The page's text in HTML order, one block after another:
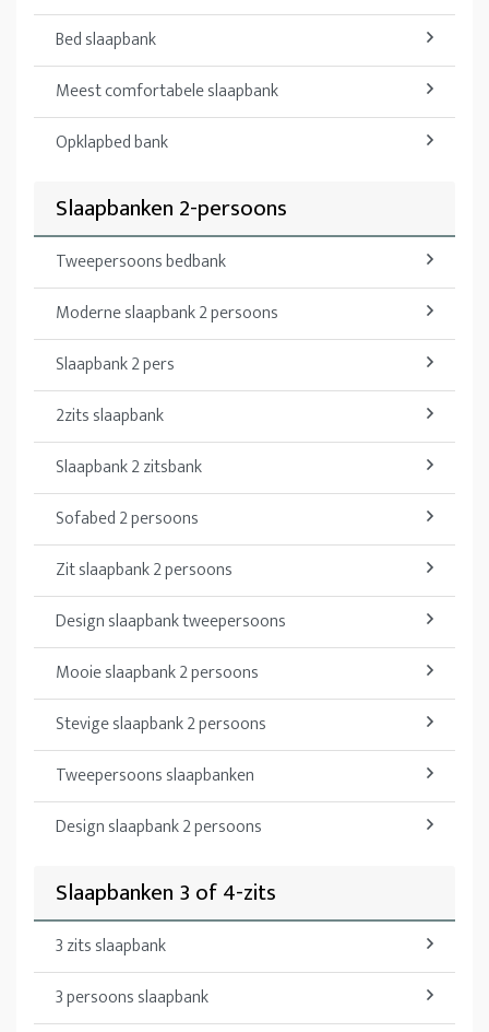
Bed slaapbank
Meest comfortabele slaapbank
Opklapbed bank
Slaapbanken 2-persoons
Tweepersoons bedbank
Moderne slaapbank 2 persoons
Slaapbank 2 pers
2zits slaapbank
Slaapbank 2 zitsbank
Sofabed 2 persoons
Zit slaapbank 2 persoons
Design slaapbank tweepersoons
Mooie slaapbank 2 persoons
Stevige slaapbank 2 persoons
Tweepersoons slaapbanken
Design slaapbank 2 persoons
Slaapbanken 3 of 4-zits
3 zits slaapbank
3 persoons slaapbank